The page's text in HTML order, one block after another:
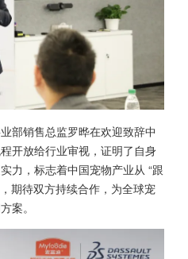
部销售总监罗晔在欢迎致辞中
开放给行业审视，证明了自身
力，标志着中国宠物产业从 “跟
期待双方持续合作，为全球宠
案。